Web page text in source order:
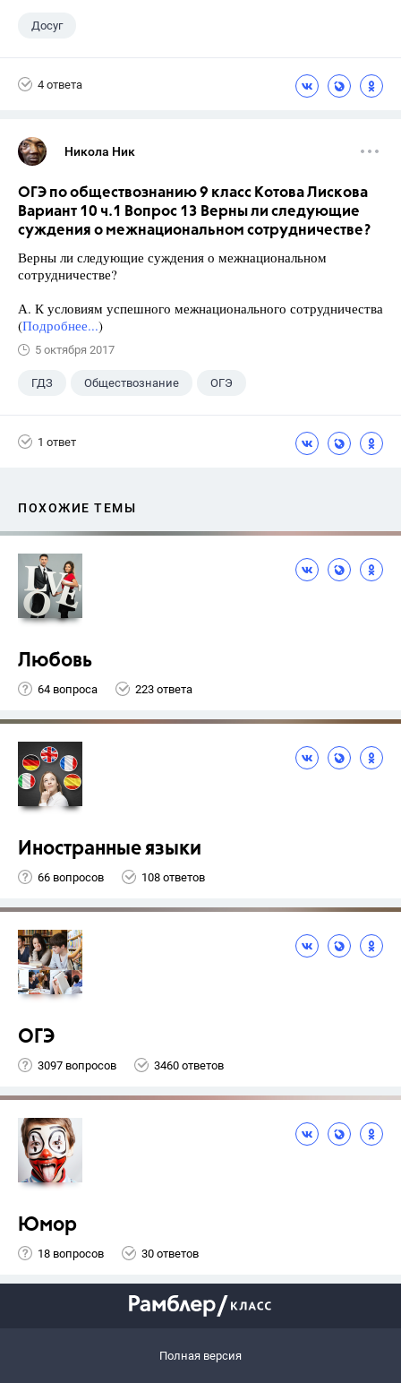
Досуг
4 ответа
Никола Ник
ОГЭ по обществознанию 9 класс Котова Лискова
Вариант 10 ч.1 Вопрос 13 Верны ли следующие
суждения о межнациональном сотрудничестве?
Верны ли следующие суждения о межнациональном
сотрудничестве?
А. К условиям успешного межнационального сотрудничества
(Подробнее...)
5 октября 2017
ГДЗ Обществознание ОГЭ
1 ответ
ПОХОЖИЕ ТЕМЫ
Любовь
64 вопроса 223 ответа
Иностранные языки
66 вопросов 108 ответов
ОГЭ
3097 вопросов 3460 ответов
Юмор
18 вопросов 30 ответов
Полная версия